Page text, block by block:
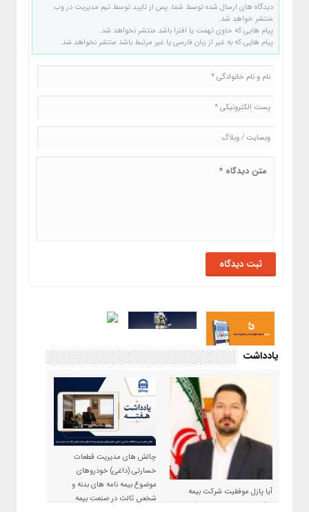
دیدگاه های ارسال شده توسط شما، پس از تایید توسط تیم مدیریت در وب
منتشر خواهد شد.
پیام هایی که حاوی تهمت یا افترا باشد منتشر نخواهد شد.
پیام هایی که به غیر از زبان فارسی یا غیر مرتبط باشد منتشر نخواهد شد.
یادداشت
آیا پازل موفقیت شرکت بیمه
حکمت صبا در سال ۱۴۰۵ کامل می
چالش های مدیریت قطعات
خسارتی (داغی) خودروهای
موضوع بیمه نامه های بدنه و
شخص ثالث در صنعت بیمه